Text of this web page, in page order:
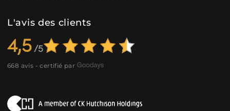
L'avis des clients
4,5
668 avis - certifié par